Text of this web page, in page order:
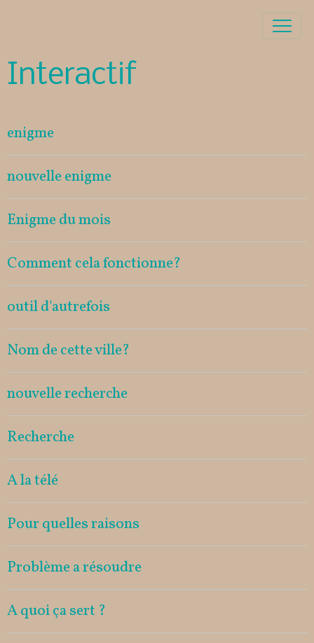
Interactif
enigme
nouvelle enigme
Enigme du mois
Comment cela fonctionne?
outil d'autrefois
Nom de cette ville?
nouvelle recherche
Recherche
A la télé
Pour quelles raisons
Problème a résoudre
A quoi ça sert ?